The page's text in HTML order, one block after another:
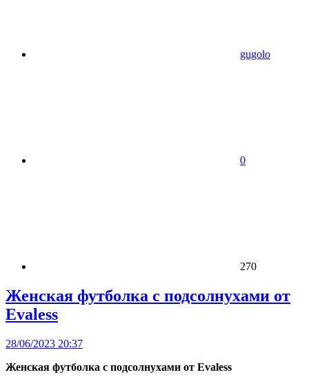
gugolo
0
270
Женская футболка с подсолнухами от
Evaless
28/06/2023 20:37
Женская футболка с подсолнухами от Evaless